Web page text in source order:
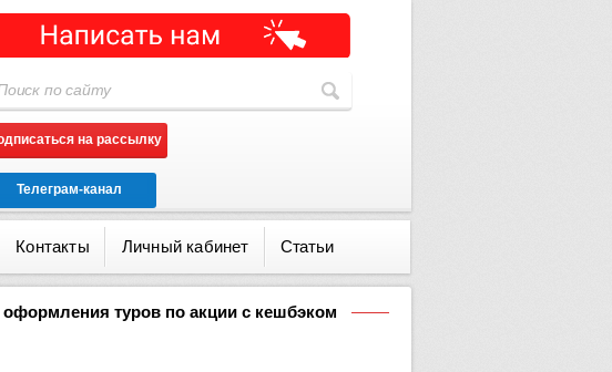
на рассылку
Телеграм-канал
Контакты Личный кабинет Статьи
туров по акции с кешбэком